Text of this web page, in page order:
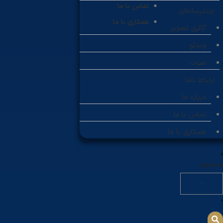
تماس با ما
همکاری با ما
چندرسانه‌ای
گالری تصویر
ویدئو
صوت
ارتباط باما
درباره ما
تماس با ما
همکاری با ما
جستجو